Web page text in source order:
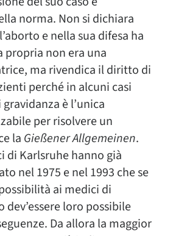
norma. Non si dichiara
e nella sua difesa ha
propria non era una
ma rivendica il diritto di
perché in alcuni casi
è l’unica
per risolvere un
la Gießener Allgemeinen.
di Karlsruhe hanno già
nel 1975 e nel 1993 che se
ai medici di
dev’essere loro possibile
Da allora la maggior